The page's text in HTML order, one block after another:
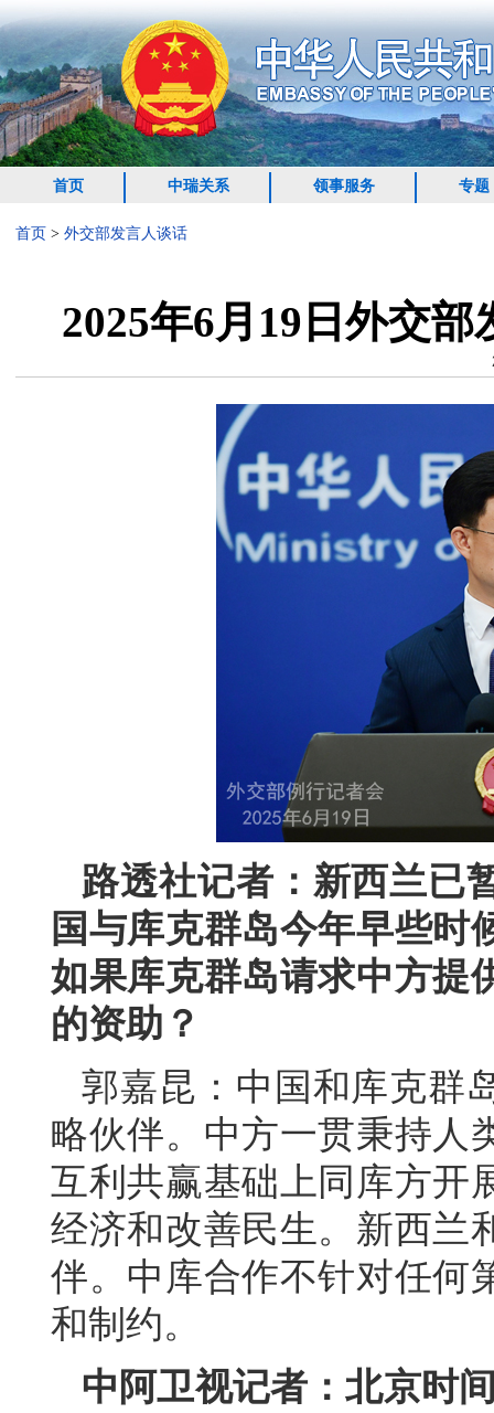
首页 中瑞关系 领事服务 专题
首页 > 外交部发言人谈话
2025年6月19日外交
路透社记者：新西兰已
国与库克群岛今年早些时
如果库克群岛请求中方提
的资助？
郭嘉昆：中国和库克群
略伙伴。中方一贯秉持人
互利共赢基础上同库方开
经济和改善民生。新西兰
伴。中库合作不针对任何
和制约。
中阿卫视记者：北京时